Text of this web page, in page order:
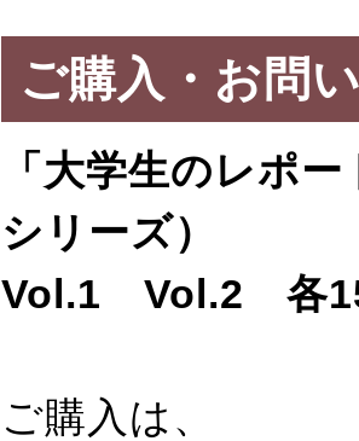
ご購入・お問
「大学生のレポ
シリーズ）
Vol.1 Vol.2 各
ご購入は、